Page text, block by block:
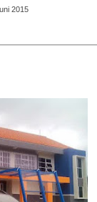
2015